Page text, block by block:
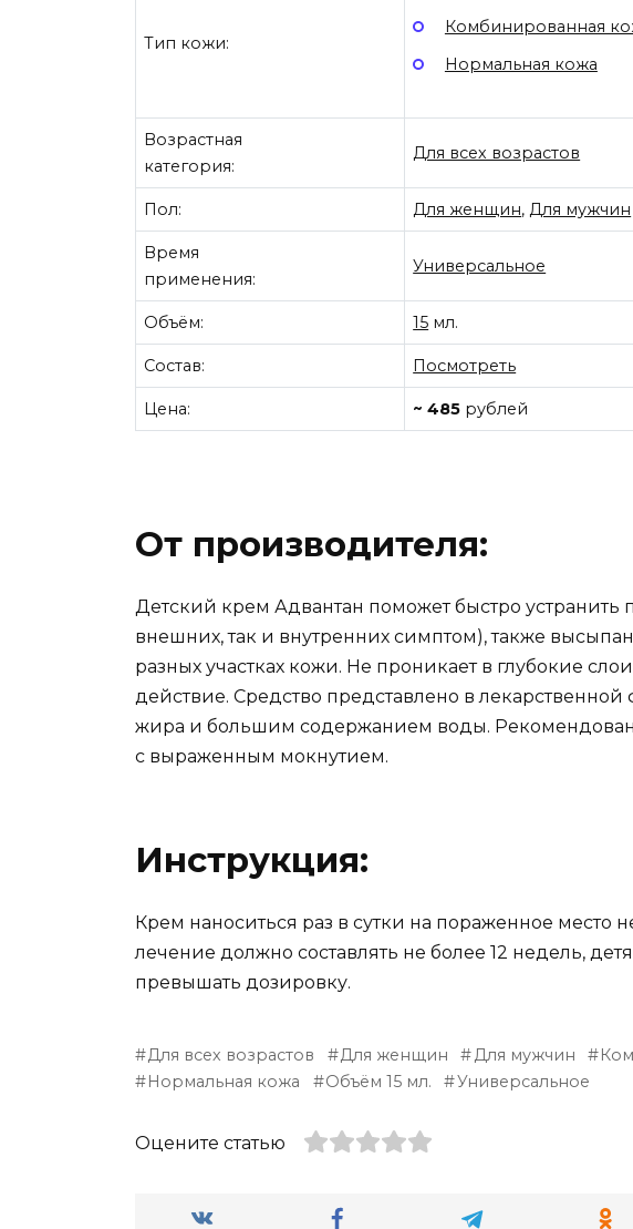
Тип кожи:
Комбинированная
Нормальная кожа
Возрастная
категория:
Для всех возрастов
Пол: Для женщин,Для мужчин
Время
применения:
Универсальное
Объём: 15 мл.
Состав: Посмотреть
Цена: ~ 485 рублей
От производителя:
Детский крем Адвантан поможет быстро устранить
внешних, так и внутренних симптом), также
разных участках кожи. Не проникает в глубокие
действие. Средство представлено в
жира и большим содержанием воды.
с выраженным мокнутием.
Инструкция:
Крем наноситься раз в сутки на пораженное место
лечение должно составлять не более 12 недель,
превышать дозировку.
Для всех возрастов Для женщин Для мужчин
Нормальная кожа
Объём 15 мл. Универсальное
Оцените статью